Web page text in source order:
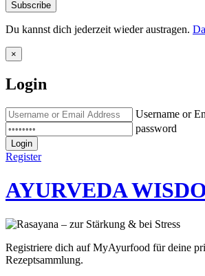
Du kannst dich jederzeit wieder austragen.
×
Login
Username or
password
Login
Register
AYURVEDA
Registriere dich auf MyAyurfood für deine
Rezeptsammlung.